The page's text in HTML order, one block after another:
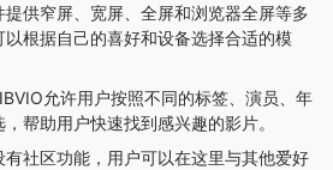
提供窄屏、宽屏、全屏和浏览器全屏等多
根据自己的喜好和设备选择合适的模
允许用户按照不同的标签、演员、年
帮助用户快速找到感兴趣的影片。
有社区功能，用户可以在这里与其他爱好